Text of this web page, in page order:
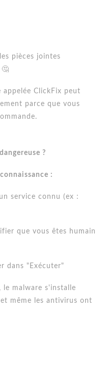
pièces jointes
ClickFix peut
parce que vous
?
:
service connu (ex :
que vous êtes humain
dans "Exécuter"
le malware s'installe
même les antivirus ont